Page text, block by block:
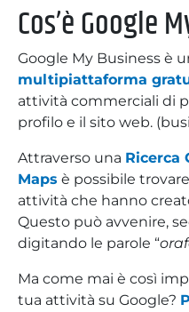
Cos’è Google
Google My Business è
multipiattaforma
attività commerciali di
profilo e il sito web.
Attraverso una Ricerca
Maps è possibile
attività che hanno
Questo può avvenire,
digitando le parole “
Ma come mai è così
tua attività su Google?